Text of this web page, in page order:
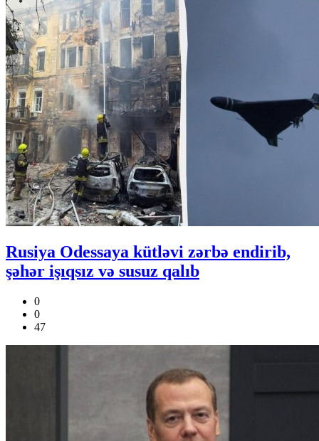
Rusiya Odessaya kütləvi zərbə endirib,
şəhər işıqsız və susuz qalıb
0
0
47